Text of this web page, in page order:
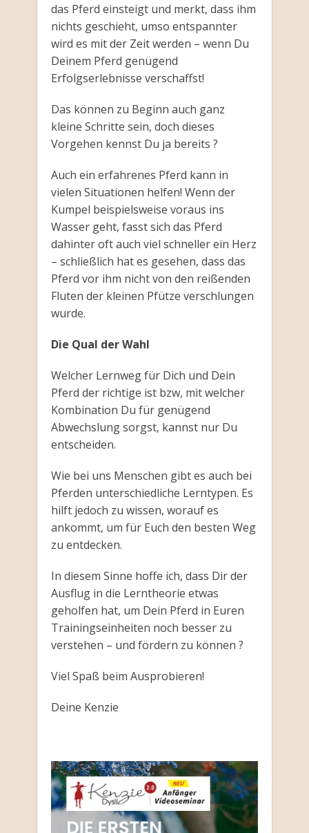
das Pferd einsteigt und merkt, dass ihm
nichts geschieht, umso entspannter
wird es mit der Zeit werden – wenn Du
Deinem Pferd genügend
Erfolgserlebnisse verschaffst!
Das können zu Beginn auch ganz
kleine Schritte sein, doch dieses
Vorgehen kennst Du ja bereits ?
Auch ein erfahrenes Pferd kann in
vielen Situationen helfen! Wenn der
Kumpel beispielsweise voraus ins
Wasser geht, fasst sich das Pferd
dahinter oft auch viel schneller ein Herz
– schließlich hat es gesehen, dass das
Pferd vor ihm nicht von den reißenden
Fluten der kleinen Pfütze verschlungen
wurde.
Die Qual der Wahl
Welcher Lernweg für Dich und Dein
Pferd der richtige ist bzw, mit welcher
Kombination Du für genügend
Abwechslung sorgst, kannst nur Du
entscheiden.
Wie bei uns Menschen gibt es auch bei
Pferden unterschiedliche Lerntypen. Es
hilft jedoch zu wissen, worauf es
ankommt, um für Euch den besten Weg
zu entdecken.
In diesem Sinne hoffe ich, dass Dir der
Ausflug in die Lerntheorie etwas
geholfen hat, um Dein Pferd in Euren
Trainingseinheiten noch besser zu
verstehen – und fördern zu können ?
Viel Spaß beim Ausprobieren!
Deine Kenzie